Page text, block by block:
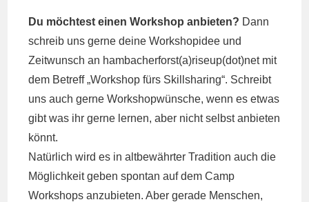
Du möchtest einen Workshop anbieten? Dann
schreib uns gerne deine Workshopidee und
Zeitwunsch an hambacherforst(a)riseup(dot)net mit
dem Betreff „Workshop fürs Skillsharing“. Schreibt
uns auch gerne Workshopwünsche, wenn es etwas
gibt was ihr gerne lernen, aber nicht selbst anbieten
könnt.
Natürlich wird es in altbewährter Tradition auch die
Möglichkeit geben spontan auf dem Camp
Workshops anzubieten. Aber gerade Menschen,